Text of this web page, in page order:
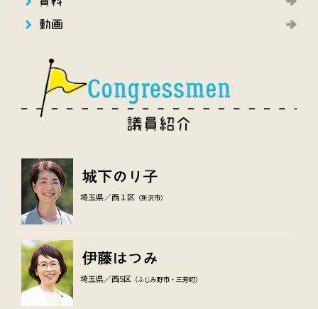
埼玉県／西１区 （所沢市）
埼玉県／西5区 （ふじみ野市・三芳町）